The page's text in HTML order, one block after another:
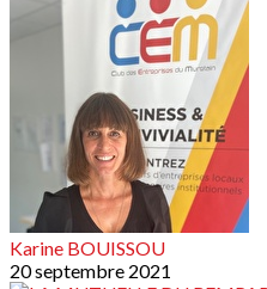
Karine BOUISSOU
20 septembre 2021